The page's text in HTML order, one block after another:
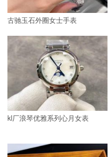
古驰玉石外圈女士手表
kl厂浪琴优雅系列心月女表